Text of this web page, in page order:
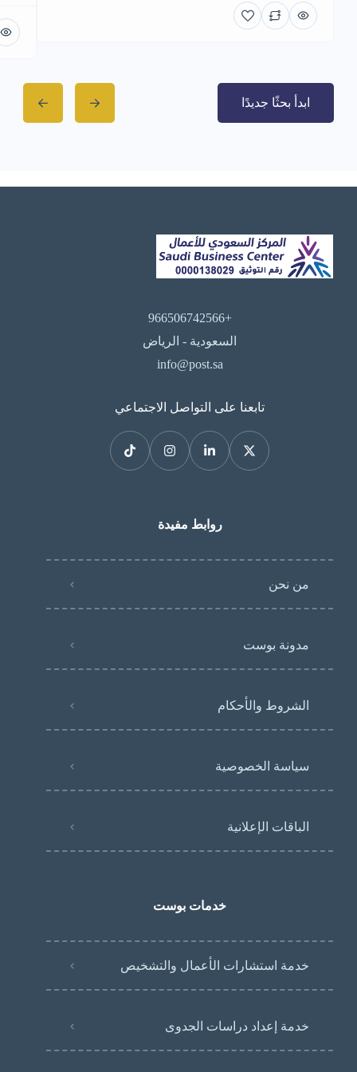
ابدأ بحثًا جديدًا
+966506742566
السعودية - الرياض
info@post.sa
تابعنا على التواصل الاجتماعي
روابط مفيدة
من نحن
مدونة بوست
الشروط والأحكام
سياسة الخصوصية
الباقات الإعلانية
خدمات بوست
خدمة استشارات الأعمال والتشخيص
خدمة إعداد دراسات الجدوى